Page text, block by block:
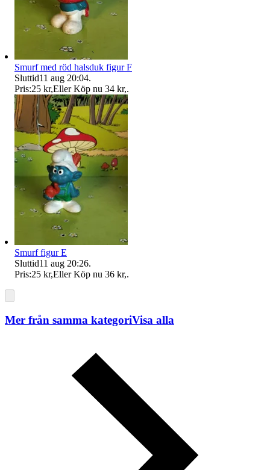
Smurf med röd halsduk figur F
Sluttid11 aug 20:04.
Pris:25 kr,Eller Köp nu 34 kr,.
Smurf figur E
Sluttid11 aug 20:26.
Pris:25 kr,Eller Köp nu 36 kr,.
Mer från samma kategoriVisa alla